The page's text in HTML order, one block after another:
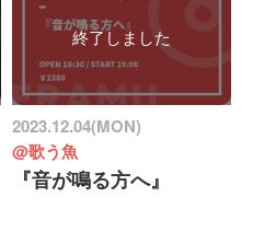
終了しました
2023.12.04(MON)
@歌う魚
『音が鳴る方へ』